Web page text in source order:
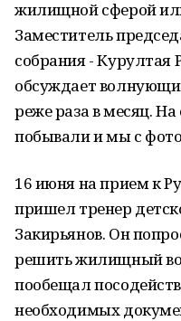
жилищной сферой
Заместитель
собрания - Курултая
обсуждает
реже раза в месяц.
побывали и мы с
16 июня на прием к
пришел тренер
Закирьянов. Он
решить жилищный
пообещал
необходимых